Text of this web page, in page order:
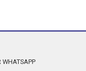
WHATSAPP